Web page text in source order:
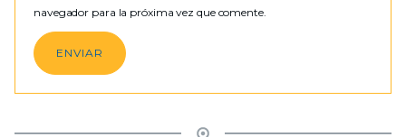
navegador para la próxima vez que comente.